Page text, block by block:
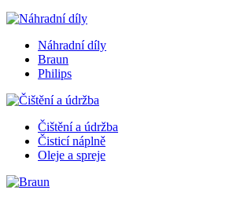
Náhradní díly
Braun
Philips
Čištění a údržba
Čisticí náplně
Oleje a spreje